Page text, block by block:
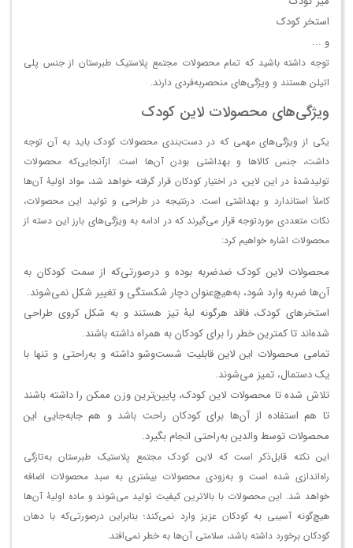
استخر کودک
و ...
توجه داشته باشید که تمام محصولات مجتمع پلاستیک طبرستان از جنس پلی
اتیلن هستند و ویژگی‌های منحصربه‌فردی دارند.
ویژگی‌های محصولات لاین کودک
یکی از ویژگی‌های مهمی که در دست‌بندی محصولات کودک باید به آن توجه
داشت، جنس کالاها و بهداشتی بودن آن‌ها است. ازآنجایی‌که محصولات
تولیدشدۀ در این لاین، در اختیار کودکان قرار گرفته خواهد شد، مواد اولیۀ آن‌ها
کاملاً استاندارد و بهداشتی است. درنتیجه در طراحی و تولید این محصولات،
نکات متعددی موردتوجه قرار می‌گیرند که در ادامه به ویژگی‌های بارز این دسته از
محصولات اشاره خواهیم کرد:
محصولات لاین کودک ضدضربه بوده و درصورتی‌که از سمت کودکان به
آن‌ها ضربه وارد شود، به‌هیچ‌عنوان دچار شکستگی و تغییر شکل نمی‌شوند.
استخرهای کودک، فاقد هرگونه لبۀ تیز هستند و به شکل کروی طراحی
شده‌اند تا کمترین خطر را برای کودکان به همراه داشته‌ باشند.
تمامی محصولات این لاین قابلیت شست‌وشو داشته و به‌راحتی و تنها با
یک دستمال، تمیز می‌شوند.
تلاش شده تا محصولات لاین کودک، پایین‌ترین وزن ممکن را داشته باشند
تا هم استفاده از آن‌ها برای کودکان راحت باشد و هم جابه‌جایی این
محصولات توسط والدین به‌راحتی انجام بگیرد.
این نکته قابل‌ذکر است که لاین کودک مجتمع پلاستیک طبرستان به‌تازگی
راه‌اندازی شده است و به‌زودی محصولات بیشتری به سبد محصولات اضافه
خواهد شد. این محصولات با بالاترین کیفیت تولید می‌شوند و ماده اولیۀ آن‌ها
هیچ‌گونه آسیبی به کودکان عزیز وارد نمی‌کند؛ بنابراین درصورتی‌که با دهان
کودکان برخورد داشته باشد، سلامتی آن‌ها به خطر نمی‌افتد.